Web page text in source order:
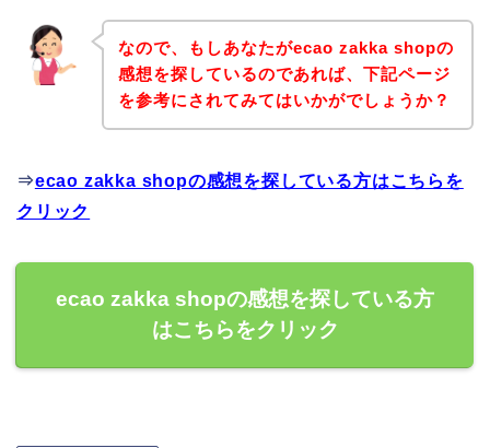
なので、もしあなたがecao zakka shopの
感想を探しているのであれば、下記ページ
を参考にされてみてはいかがでしょうか？
⇒ecao zakka shopの感想を探している方はこちらを
クリック
ecao zakka shopの感想を探している方
はこちらをクリック